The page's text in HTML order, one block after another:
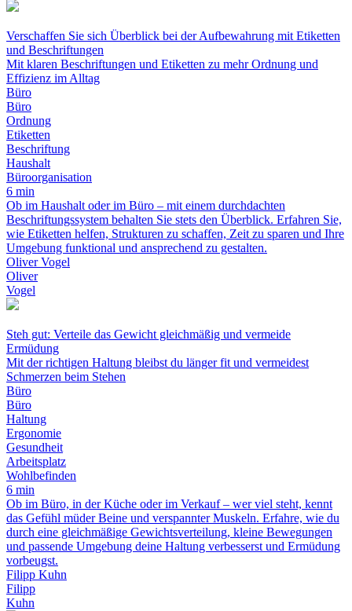
Verschaffen Sie sich Überblick bei der Aufbewahrung mit Etiketten
und Beschriftungen
Mit klaren Beschriftungen und Etiketten zu mehr Ordnung und
Effizienz im Alltag
Büro
Büro
Ordnung
Etiketten
Beschriftung
Haushalt
Büroorganisation
6 min
Ob im Haushalt oder im Büro – mit einem durchdachten
Beschriftungssystem behalten Sie stets den Überblick. Erfahren Sie,
wie Etiketten helfen, Strukturen zu schaffen, Zeit zu sparen und Ihre
Umgebung funktional und ansprechend zu gestalten.
Oliver Vogel
Oliver
Vogel
Steh gut: Verteile das Gewicht gleichmäßig und vermeide
Ermüdung
Mit der richtigen Haltung bleibst du länger fit und vermeidest
Schmerzen beim Stehen
Büro
Büro
Haltung
Ergonomie
Gesundheit
Arbeitsplatz
Wohlbefinden
6 min
Ob im Büro, in der Küche oder im Verkauf – wer viel steht, kennt
das Gefühl müder Beine und verspannter Muskeln. Erfahre, wie du
durch eine gleichmäßige Gewichtsverteilung, kleine Bewegungen
und passende Umgebung deine Haltung verbesserst und Ermüdung
vorbeugst.
Filipp Kuhn
Filipp
Kuhn